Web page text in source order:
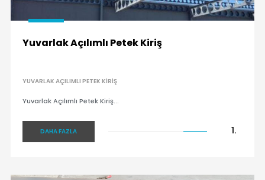
Yuvarlak Açılımlı Petek Kiriş
YUVARLAK AÇILIMLI PETEK KIRIŞ
Yuvarlak Açılımlı Petek Kiriş...
DAHA FAZLA 1.